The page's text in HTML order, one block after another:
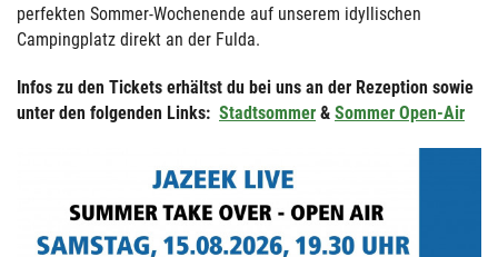
perfekten Sommer-Wochenende auf unserem idyllischen
Campingplatz direkt an der Fulda.
Infos zu den Tickets erhältst du bei uns an der Rezeption sowie
unter den folgenden Links: Stadtsommer & Sommer Open-Air